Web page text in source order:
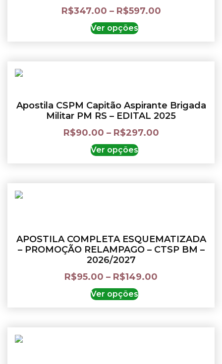
R$347.00 – R$597.00
Ver opções
Apostila CSPM Capitão Aspirante Brigada
Militar PM RS – EDITAL 2025
R$90.00 – R$297.00
Ver opções
APOSTILA COMPLETA ESQUEMATIZADA
– PROMOÇÃO RELAMPAGO – CTSP BM –
2026/2027
R$95.00 – R$149.00
Ver opções